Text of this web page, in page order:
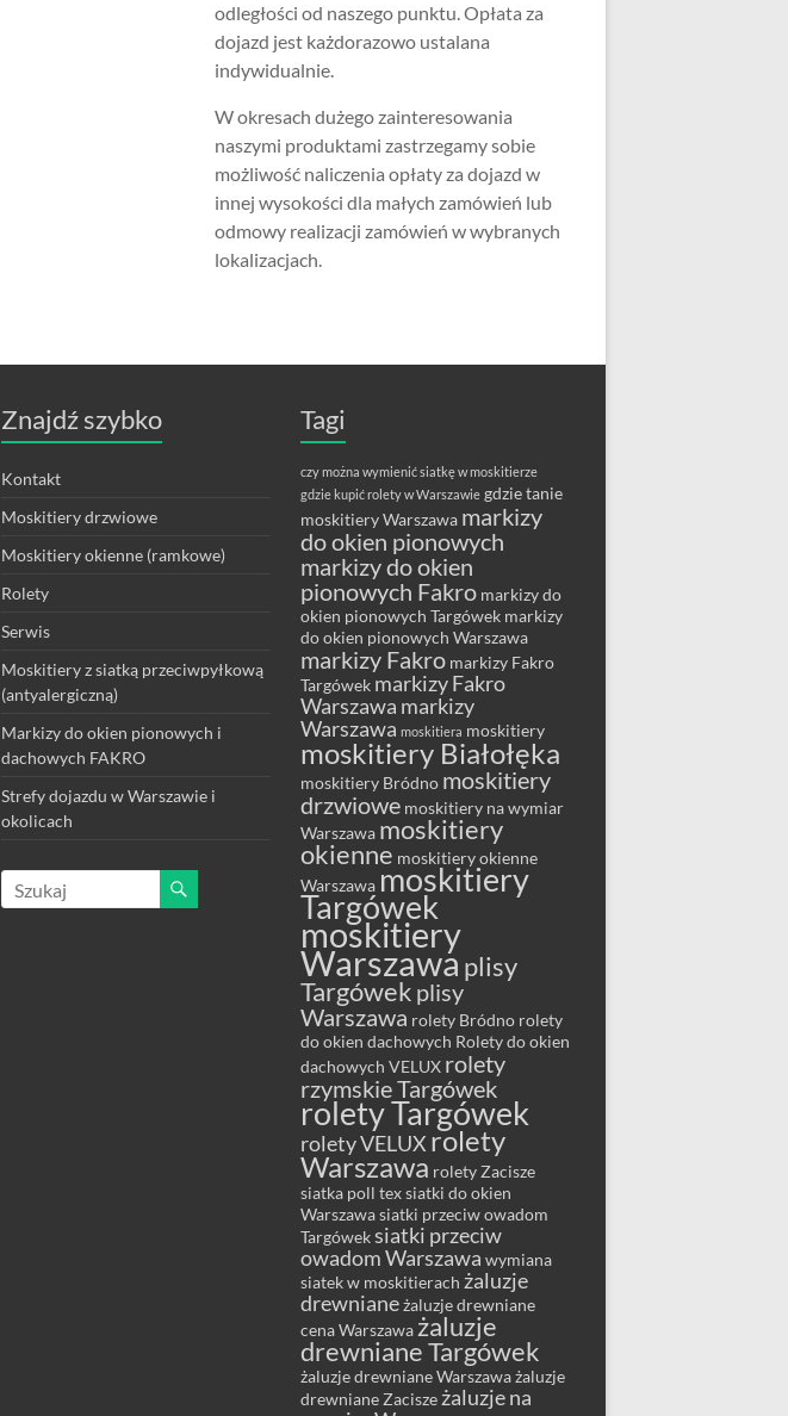
odległości od naszego punktu. Opłata za
dojazd jest każdorazowo ustalana
indywidualnie.
W okresach dużego zainteresowania
naszymi produktami zastrzegamy sobie
możliwość naliczenia opłaty za dojazd w
innej wysokości dla małych zamówień lub
odmowy realizacji zamówień w wybranych
lokalizacjach.
Znajdź szybko
Kontakt
Moskitiery drzwiowe
Moskitiery okienne (ramkowe)
Rolety
Serwis
Moskitiery z siatką przeciwpyłkową
(antyalergiczną)
Markizy do okien pionowych i
dachowych FAKRO
Strefy dojazdu w Warszawie i
okolicach
Tagi
czy można wymienić siatkę w moskitierze
gdzie kupić rolety w Warszawie gdzie tanie
moskitiery Warszawa markizy
do okien pionowych
markizy do okien
pionowych Fakro markizy do
okien pionowych Targówek markizy
do okien pionowych Warszawa
markizy Fakro markizy Fakro
Targówek markizy Fakro
Warszawa markizy
Warszawa moskitiera moskitiery
moskitiery Białołęka
moskitiery Bródno moskitiery
drzwiowe moskitiery na wymiar
Warszawa moskitiery
okienne moskitiery okienne
Warszawa moskitiery
Targówek
moskitiery
Warszawa plisy
Targówek plisy
Warszawa rolety Bródno rolety
do okien dachowych Rolety do okien
dachowych VELUX rolety
rzymskie Targówek
rolety Targówek
rolety VELUX rolety
Warszawa rolety Zacisze
siatka poll tex siatki do okien
Warszawa siatki przeciw owadom
Targówek siatki przeciw
owadom Warszawa wymiana
siatek w moskitierach żaluzje
drewniane żaluzje drewniane
cena Warszawa żaluzje
drewniane Targówek
żaluzje drewniane Warszawa żaluzje
drewniane Zacisze żaluzje na